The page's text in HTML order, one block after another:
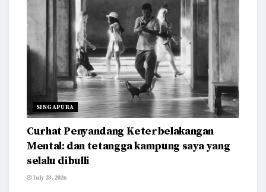
SINGAPURA
Curhat Penyandang Keterbelakangan
Mental: dan tetangga kampung saya yang
selalu dibulli
July 23, 2026